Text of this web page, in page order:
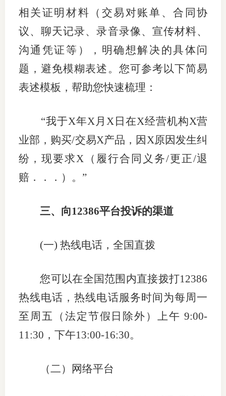
联系我
相关证明材料（交易对账单、合同协
议、聊天记录、录音录像、宣传材料、
沟通凭证等），明确想解决的具体问
题，避免模糊表述。 您可参考以下简易
表述模板，帮助您快速梳理：
“我于X年X月 X日在X经营机构X营
业部，购买/交易X产品，因X原因发生纠
纷，现要求X （履行合同义务/更正/退
赔．．．）。 ”
三、向12386平台投诉的渠道
(一) 热线电话，全国直拨
您可以在全国范围内直接拨打12386
热线电话，热线电话服务时间为每周一
至周五（法定节假日除外）上午9:00-
11:30 ，下午13:00-16:30。
（二）网络平台